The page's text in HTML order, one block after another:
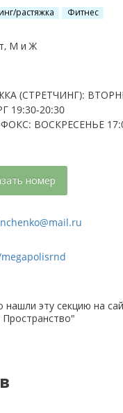
растяжка Фитнес
М и Ж
(СТРЕТЧИНГ):
19:30-20:30
ВОСКРЕСЕНЬЕ
номер
нашли эту секцию на